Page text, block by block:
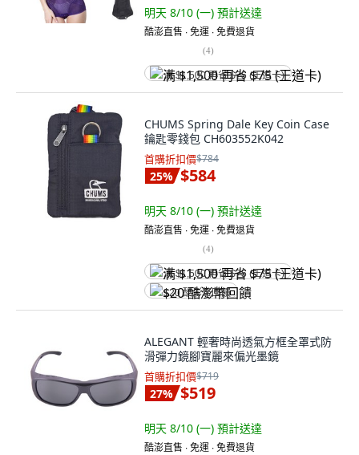
明天 8/10 (一) 預計送達
酷澎直售 ∙ 免運 ∙ 免費退貨
(4)
满 $1,500 再省 $75 (王道卡)
CHUMS Spring Dale Key Coin Case
鑰匙零錢包 CH603552K042
首購折扣價$784
25% $584
明天 8/10 (一) 預計送達
酷澎直售 ∙ 免運 ∙ 免費退貨
(4)
满 $1,500 再省 $75 (王道卡)
$20 酷澎幣回饋
ALEGANT 輕奢時尚透氣方框全罩式防
滑彈力鏡腳寶麗來偏光墨鏡
首購折扣價$719
27% $519
明天 8/10 (一) 預計送達
酷澎直售 ∙ 免運 ∙ 免費退貨